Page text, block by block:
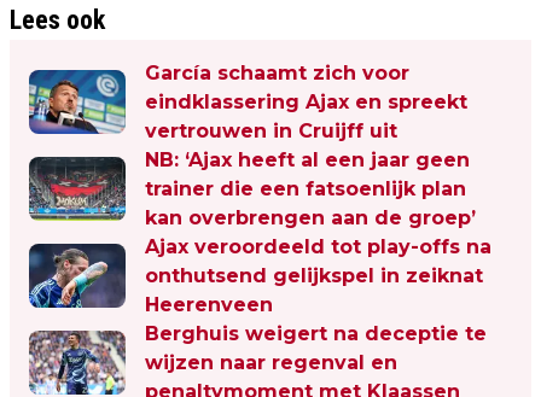
Lees ook
García schaamt zich voor
eindklassering Ajax en spreekt
vertrouwen in Cruijff uit
NB: ‘Ajax heeft al een jaar geen
trainer die een fatsoenlijk plan
kan overbrengen aan de groep’
Ajax veroordeeld tot play-offs na
onthutsend gelijkspel in zeiknat
Heerenveen
Berghuis weigert na deceptie te
wijzen naar regenval en
penaltymoment met Klaassen